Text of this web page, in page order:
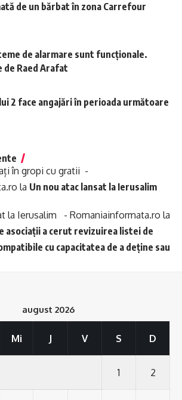
de un bărbat în zona Carrefour
de alarmare sunt funcționale.
Raed Arafat
2 face angajări în perioada următoare
în gropi cu gratii -
la Un nou atac lansat la Ierusalim
la Ierusalim - Romaniainformata.ro la
asociații a cerut revizuirea listei de
cu capacitatea de a deține sau
august 2026
Mi J V S D
1 2